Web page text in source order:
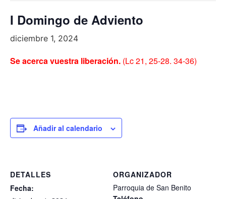
I Domingo de Adviento
diciembre 1, 2024
Se acerca vuestra liberación. (Lc 21, 25-28. 34-36)
Añadir al calendario
DETALLES
Fecha:
ORGANIZADOR
Parroquia de San Benito